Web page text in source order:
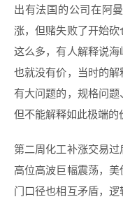
出有法国的公司在阿
涨，但赌失败了开始
这么多，有人解释说
也就没有价，当时的
有大问题的，规格问题
但不能解释如此极端的
第二周化工补涨交易
高位高波巨幅震荡，
门口径也相互矛盾，